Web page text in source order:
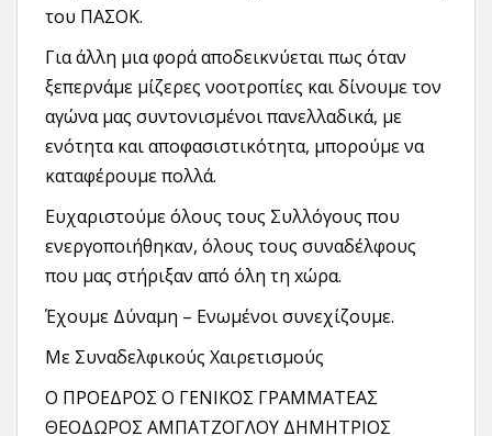
του ΠΑΣΟΚ.
Για άλλη μια φορά αποδεικνύεται πως όταν
ξεπερνάμε μίζερες νοοτροπίες και δίνουμε τον
αγώνα μας συντονισμένοι πανελλαδικά, με
ενότητα και αποφασιστικότητα, μπορούμε να
καταφέρουμε πολλά.
Ευχαριστούμε όλους τους Συλλόγους που
ενεργοποιήθηκαν, όλους τους συναδέλφους
που μας στήριξαν από όλη τη xώρα.
Έχουμε Δύναμη – Ενωμένοι συνεχίζουμε.
Με Συναδελφικούς Χαιρετισμούς
Ο ΠΡΟΕΔΡΟΣ Ο ΓΕΝΙΚΟΣ ΓΡΑΜΜΑΤΕΑΣ
ΘΕΟΔΩΡΟΣ ΑΜΠΑΤΖΟΓΛΟΥ ΔΗΜΗΤΡΙΟΣ